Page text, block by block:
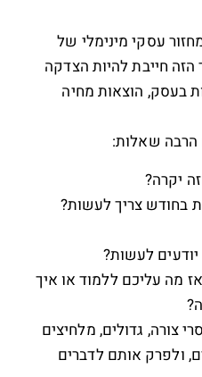
עסקי מינימלי של
הזה חייבת להיות הצדקה
הוצאות מחיה
שאלות:
יקרה?
צריך לעשות?
לעשות?
עליכם ללמוד או איך
גדולים, מלחיצים
ולפרק אותם לדברים